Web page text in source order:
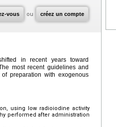
vous ou créez un compte
in recent years toward
most recent guidelines and
preparation with exogenous
using low radioiodine activity
performed after administration